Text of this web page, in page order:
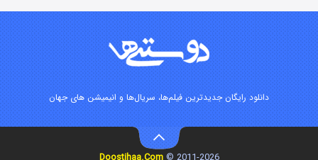
قسمت۷ (زیرنویس) منتشر شد
دانلود رایگان جدیدترین فیلم‌ها، سریال‌ها و انیمیشن های جهان